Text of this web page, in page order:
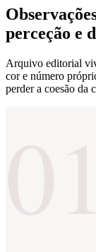
perceção e
Arquivo editorial
cor e número
perder a coesão da